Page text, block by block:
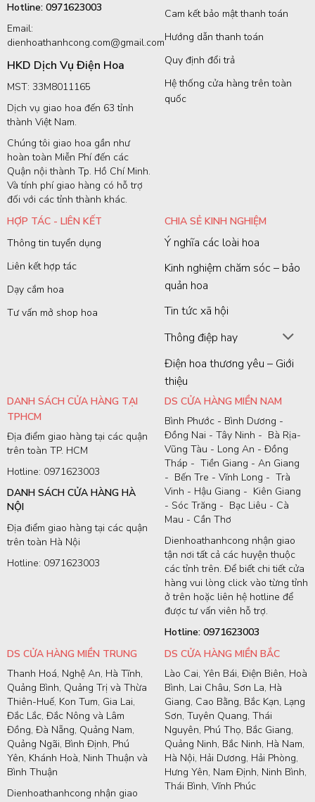
Hotline: 0971623003
Email:
dienhoathanhcong.com@gmail.com
HKD Dịch Vụ Điện Hoa
MST: 33M8011165
Dịch vụ giao hoa đến 63 tỉnh
thành Việt Nam.
Chúng tôi giao hoa gần như
hoàn toàn Miễn Phí đến các
Quận nội thành Tp. Hồ Chí Minh.
Và tính phí giao hàng có hỗ trợ
đối với các tỉnh thành khác.
Cam kết bảo mật thanh toán
Hướng dẫn thanh toán
Quy định đổi trả
Hệ thống cửa hàng trên toàn
quốc
HỢP TÁC - LIÊN KẾT
Thông tin tuyển dụng
Liên kết hợp tác
Dạy cắm hoa
Tư vấn mở shop hoa
CHIA SẺ KINH NGHIỆM
Ý nghĩa các loài hoa
Kinh nghiệm chăm sóc – bảo
quản hoa
Tin tức xã hội
Thông điệp hay
Điện hoa thương yêu – Giới
thiệu
DANH SÁCH CỬA HÀNG TẠI
TPHCM
Địa điểm giao hàng tại các quận
trên toàn TP. HCM
Hotline: 0971623003
DANH SÁCH CỬA HÀNG HÀ
NỘI
Địa điểm giao hàng tại các quận
trên toàn Hà Nội
Hotline: 0971623003
DS CỬA HÀNG MIỀN NAM
Bình Phước - Bình Dương -
Đồng Nai - Tây Ninh - Bà Rịa-
Vũng Tàu - Long An - Đồng
Tháp - Tiền Giang - An Giang
- Bến Tre - Vĩnh Long - Trà
Vinh - Hậu Giang - Kiên Giang
- Sóc Trăng - Bạc Liêu - Cà
Mau - Cần Thơ
Dienhoathanhcong nhận giao
tận nơi tất cả các huyện thuộc
các tỉnh trên. Để biết chi tiết cửa
hàng vui lòng click vào từng tỉnh
ở trên hoặc liên hệ hotline để
được tư vấn viên hỗ trợ.
Hotline: 0971623003
DS CỬA HÀNG MIỀN TRUNG
Thanh Hoá, Nghệ An, Hà Tĩnh,
Quảng Bình, Quảng Trị và Thừa
Thiên-Huế, Kon Tum, Gia Lai,
Đắc Lắc, Đắc Nông và Lâm
Đồng, Đà Nẵng, Quảng Nam,
Quảng Ngãi, Bình Định, Phú
Yên, Khánh Hoà, Ninh Thuận và
Bình Thuận
Dienhoathanhcong nhận giao
DS CỬA HÀNG MIỀN BẮC
Lào Cai, Yên Bái, Điện Biên, Hoà
Bình, Lai Châu, Sơn La, Hà
Giang, Cao Bằng, Bắc Kạn, Lạng
Sơn, Tuyên Quang, Thái
Nguyên, Phú Thọ, Bắc Giang,
Quảng Ninh, Bắc Ninh, Hà Nam,
Hà Nội, Hải Dương, Hải Phòng,
Hưng Yên, Nam Định, Ninh Bình,
Thái Bình, Vĩnh Phúc